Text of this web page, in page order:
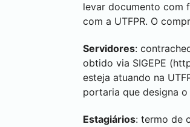
levar documento com
com a UTFPR. O
Servidores:
obtido via SIGEPE (
esteja atuando na
portaria que designa o
Estagiários: termo de